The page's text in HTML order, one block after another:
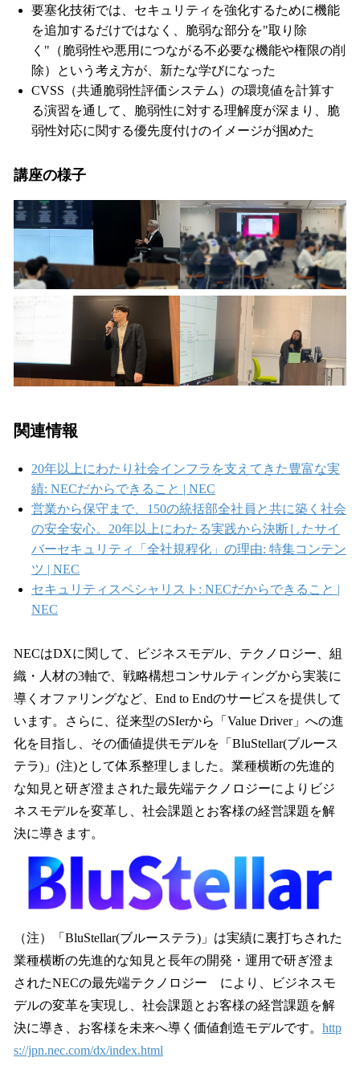
要塞化技術では、セキュリティを強化するために機能
を追加するだけではなく、脆弱な部分を"取り除
く"（脆弱性や悪用につながる不必要な機能や権限の削
除）という考え方が、新たな学びになった
CVSS（共通脆弱性評価システム）の環境値を計算す
る演習を通して、脆弱性に対する理解度が深まり、脆
弱性対応に関する優先度付けのイメージが掴めた
講座の様子
関連情報
20年以上にわたり社会インフラを支えてきた豊富な実
績: NECだからできること | NEC
営業から保守まで、150の統括部全社員と共に築く社会
の安全安心。20年以上にわたる実践から決断したサイ
バーセキュリティ「全社規程化」の理由: 特集コンテン
ツ | NEC
セキュリティスペシャリスト: NECだからできること |
NEC
NECはDXに関して、ビジネスモデル、テクノロジー、組
織・人材の3軸で、戦略構想コンサルティングから実装に
導くオファリングなど、End to Endのサービスを提供して
います。さらに、従来型のSIerから「Value Driver」への進
化を目指し、その価値提供モデルを「BluStellar(ブルース
テラ)」(注)として体系整理しました。業種横断の先進的
な知見と研ぎ澄まされた最先端テクノロジーによりビジ
ネスモデルを変革し、社会課題とお客様の経営課題を解
決に導きます。
（注）「BluStellar(ブルーステラ)」は実績に裏打ちされた
業種横断の先進的な知見と長年の開発・運用で研ぎ澄ま
されたNECの最先端テクノロジー により、ビジネスモ
デルの変革を実現し、社会課題とお客様の経営課題を解
決に導き、お客様を未来へ導く価値創造モデルです。 http
s://jpn.nec.com/dx/index.html